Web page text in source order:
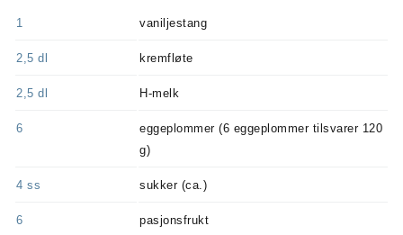
1 vaniljestang
2,5 dl kremfløte
2,5 dl H-melk
6
eggeplommer (6 eggeplommer tilsvarer 120
g)
4 ss sukker (ca.)
6 pasjonsfrukt